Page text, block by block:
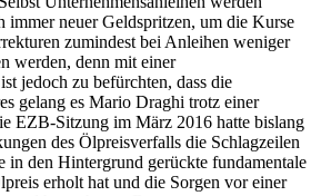
neuer Geldspritzen, um die Kurse
zumindest bei Anleihen weniger
werden, denn mit einer
jedoch zu befürchten, dass die
gelang es Mario Draghi trotz einer
EZB-Sitzung im März 2016 hatte bislang
des Ölpreisverfalls die Schlagzeilen
in den Hintergrund gerückte fundamentale
erholt hat und die Sorgen vor einer